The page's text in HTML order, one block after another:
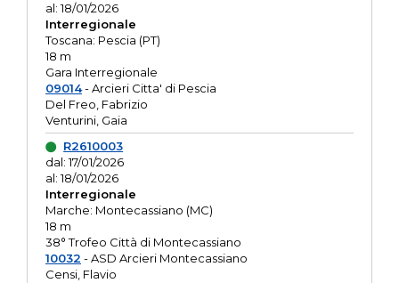
al: 18/01/2026
Interregionale
Toscana: Pescia (PT)
18 m
Gara Interregionale
09014- Arcieri Citta' di Pescia
Del Freo, Fabrizio
Venturini, Gaia
R2610003
dal: 17/01/2026
al: 18/01/2026
Interregionale
Marche: Montecassiano (MC)
18 m
38° Trofeo Città di Montecassiano
10032 - ASD Arcieri Montecassiano
Censi, Flavio